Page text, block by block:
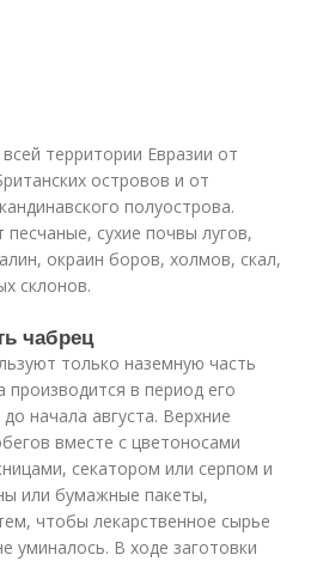
территории Евразии от
островов и от
полуострова.
песчаные, сухие почвы лугов,
окраин боров, холмов, скал,
склонов.
чабрец
только наземную часть
производится в период его
начала августа. Верхние
вместе с цветоносами
секатором или серпом и
или бумажные пакеты,
чтобы лекарственное сырье
уминалось. В ходе заготовки